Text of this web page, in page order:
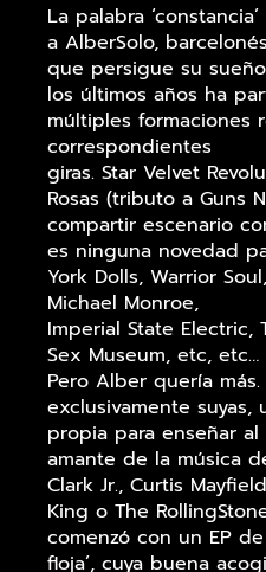
La palabra
a AlberSolo,
que persigue su
los últimos años ha
múltiples formaciones
correspondientes
giras. Star Velvet
Rosas (tributo a Guns
compartir escenario
es ninguna novedad
York Dolls, Warrior
Michael Monroe,
Imperial State Electric,
Sex Museum, etc, etc…
Pero Alber quería más.
exclusivamente
propia para enseñar
amante de la música
Clark Jr., Curtis
King o The
comenzó con un EP
floja’, cuya buena